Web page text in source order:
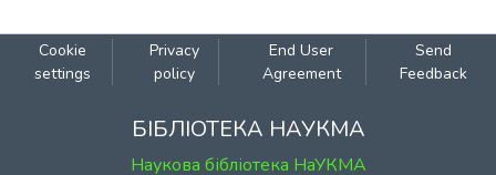
Cookie
settings
Privacy
policy
End User
Agreement
Send
Feedback
БІБЛІОТЕКА НАУКМА
Наукова бібліотека НаУКМА